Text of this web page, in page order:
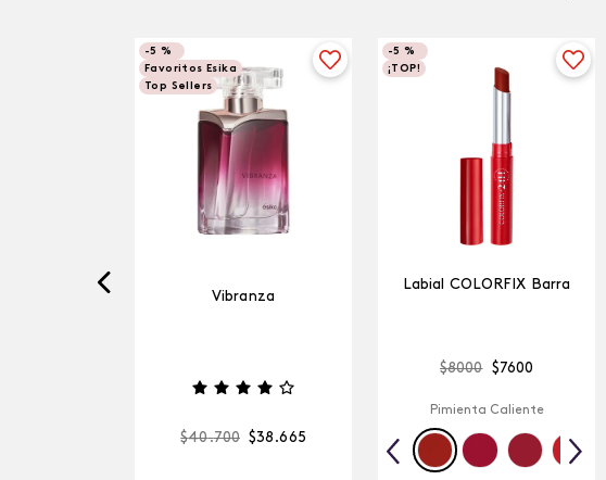
-5 %
Favoritos Esika
Top Sellers
Vibranza
$40.700 $38 .665
-5 %
¡TOP!
Labial COLORFIX Barra
$8000 $7600
Pimienta Caliente